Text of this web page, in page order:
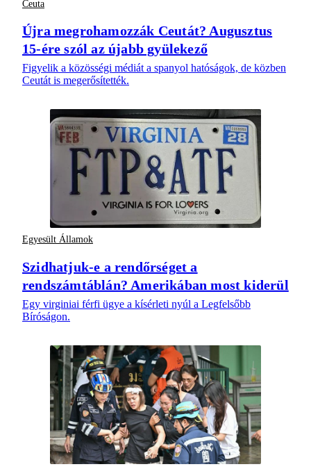
Ceuta
Újra megrohamozzák Ceutát? Augusztus
15-ére szól az újabb gyülekező
Figyelik a közösségi médiát a spanyol hatóságok, de közben
Ceutát is megerősítették.
Egyesült Államok
Szidhatjuk-e a rendőrséget a
rendszámtáblán? Amerikában most kiderül
Egy virginiai férfi ügye a kísérleti nyúl a Legfelsőbb
Bíróságon.